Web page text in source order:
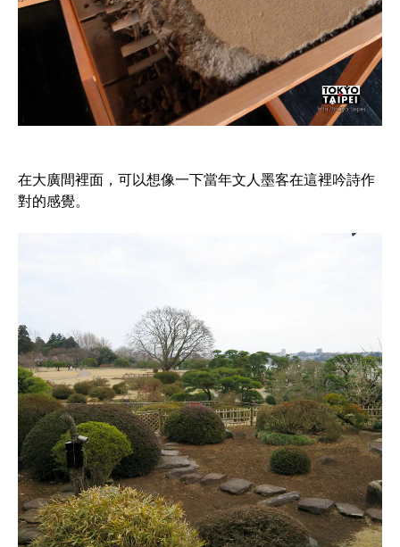
在大廣間裡面，可以想像一下當年文人墨客在這裡吟詩作
對的感覺。